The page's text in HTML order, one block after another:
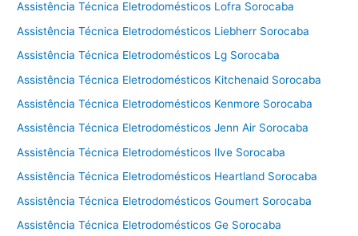
Assistência Técnica Eletrodomésticos Lofra Sorocaba
Assistência Técnica Eletrodomésticos Liebherr Sorocaba
Assistência Técnica Eletrodomésticos Lg Sorocaba
Assistência Técnica Eletrodomésticos Kitchenaid Sorocaba
Assistência Técnica Eletrodomésticos Kenmore Sorocaba
Assistência Técnica Eletrodomésticos Jenn Air Sorocaba
Assistência Técnica Eletrodomésticos Ilve Sorocaba
Assistência Técnica Eletrodomésticos Heartland Sorocaba
Assistência Técnica Eletrodomésticos Goumert Sorocaba
Assistência Técnica Eletrodomésticos Ge Sorocaba